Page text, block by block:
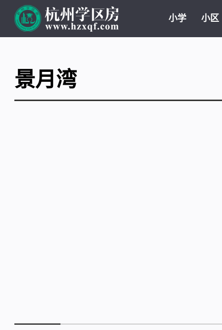
小学 小区
景月湾